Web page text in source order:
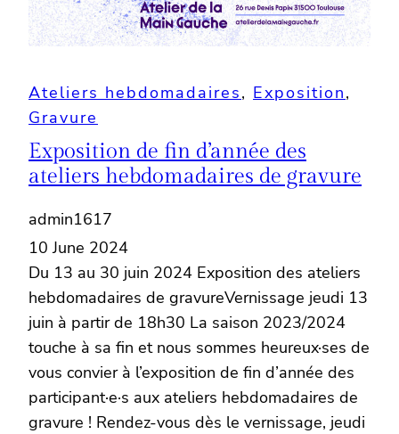
Ateliers hebdomadaires, Exposition
Gravure
Exposition de fin d’année des
ateliers hebdomadaires de gravure
admin1617
10 June 2024
Du 13 au 30 juin 2024 Exposition des ateliers
hebdomadaires de gravureVernissage jeudi 13
juin à partir de 18h30 La saison 2023/2024
touche à sa fin et nous sommes heureux·ses de
vous convier à l’exposition de fin d’année des
participant·e·s aux ateliers hebdomadaires de
gravure ! Rendez-vous dès le vernissage, jeudi